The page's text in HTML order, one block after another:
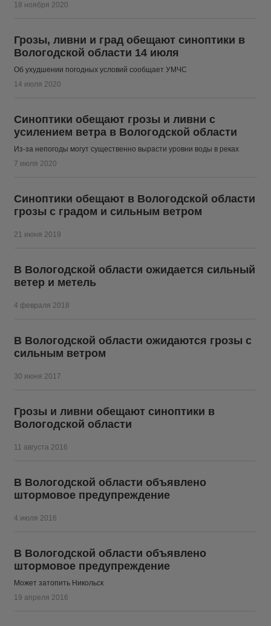
18 ноября 2020
Грозы, ливни и град обещают синоптики в
Вологодской области 14 июля
Об ухудшении погодных условий сообщает УМЧС
14 июля 2020
Синоптики обещают грозы и ливни с
усилением ветра в Вологодской области
Из-за непогоды могут существенно вырасти уровни воды в реках
7 июля 2020
Синоптики обещают в Вологодской области
грозы с градом и сильным ветром
21 июня 2019
В Вологодской области ожидается сильный
ветер и метель
4 февраля 2018
В Вологодской области ожидаются грозы с
сильным ветром
30 июня 2017
Грозы и ливни обещают синоптики в
Вологодской области
11 августа 2016
В Вологодской области объявлено
штормовое предупреждение
4 июля 2016
В Вологодской области объявлено
штормовое предупреждение
Может затопить Никольск
19 апреля 2016